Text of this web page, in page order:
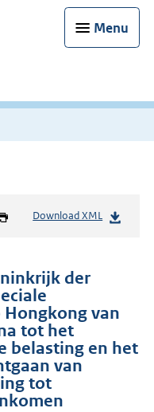
Menu
Download XML
der
van
tot het
belasting en het
van
tot